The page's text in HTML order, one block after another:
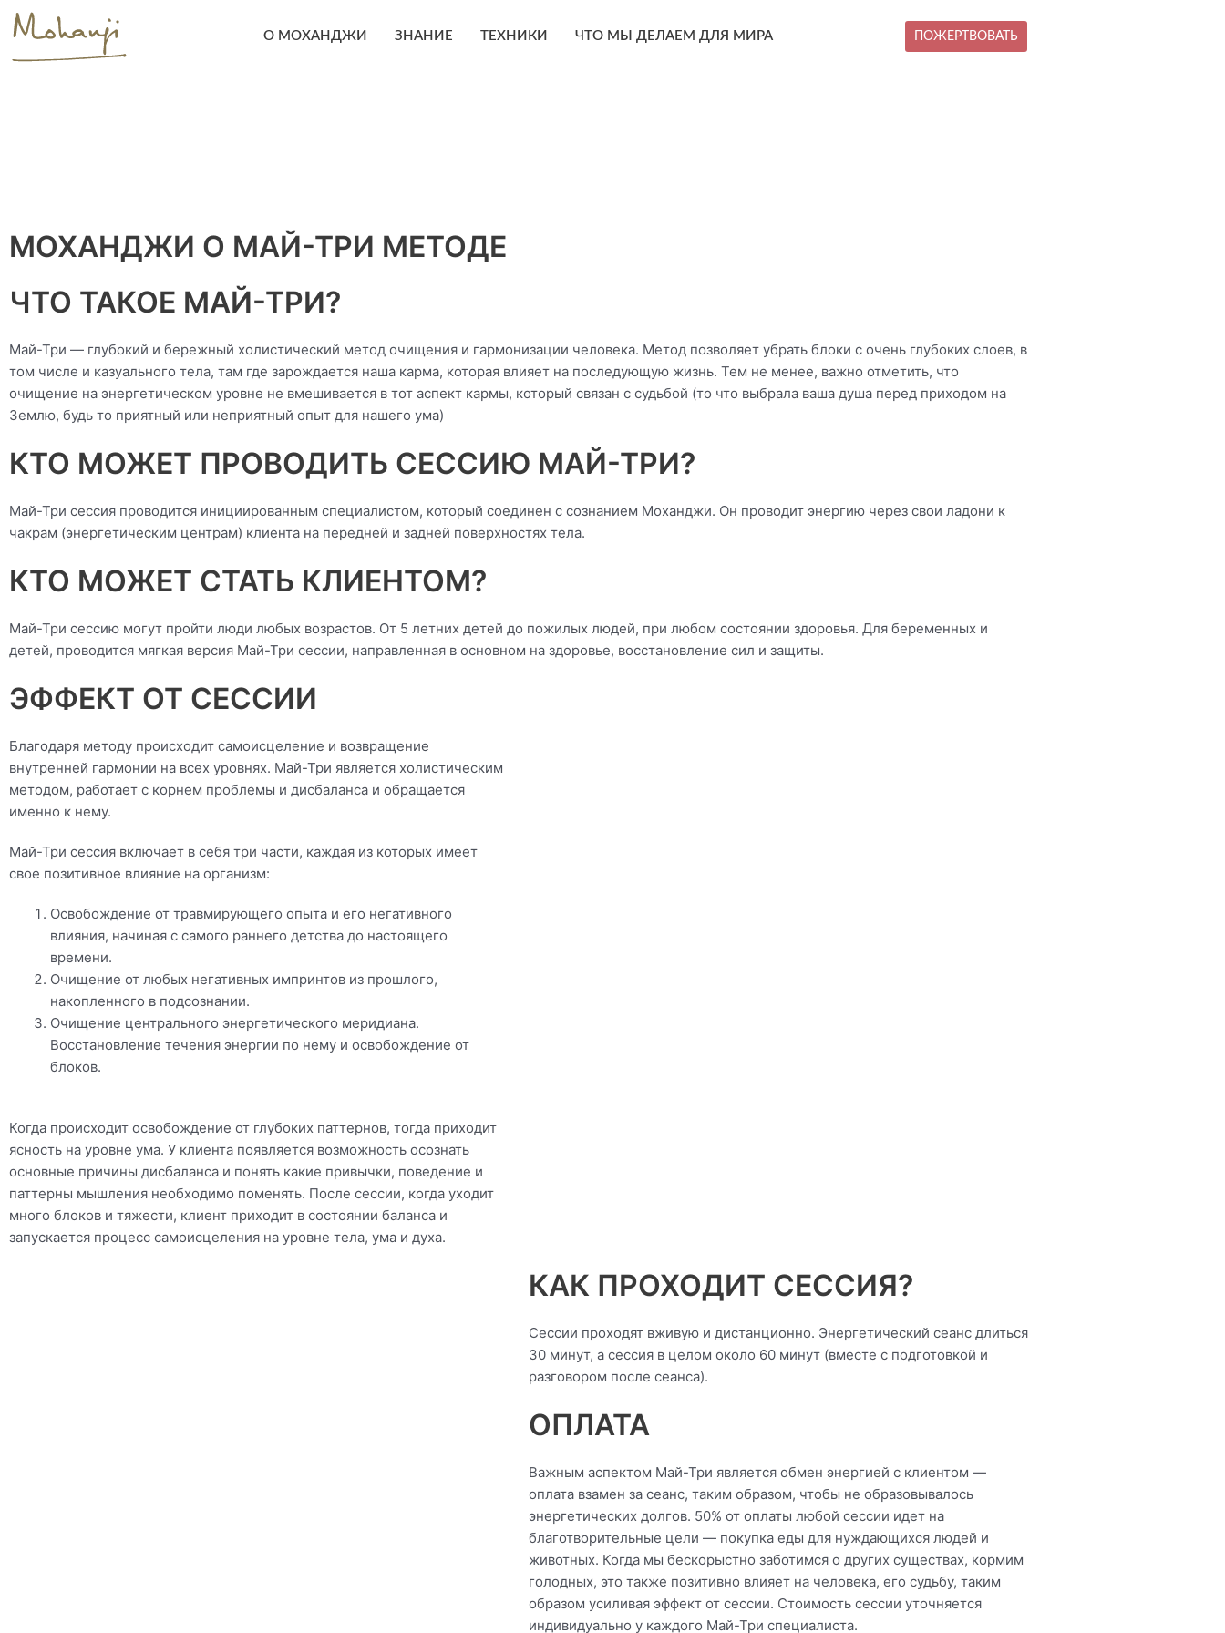
Skip
О МОХАНДЖИ ЗНАНИЕ ТЕХНИКИ ЧТО МЫ ДЕЛАЕМ ДЛЯ МИРА ПОЖЕРТВОВАТЬ
МОХАНДЖИ О МАЙ-ТРИ МЕТОДЕ
ЧТО ТАКОЕ МАЙ-ТРИ?
Май-Три — глубокий и бережный холистический метод очищения и гармонизации человека. Метод позволяет убрать блоки с очень глубоких слоев, в
том числе и казуального тела, там где зарождается наша карма, которая влияет на последующую жизнь. Тем не менее, важно отметить, что
очищение на энергетическом уровне не вмешивается в тот аспект кармы, который связан с судьбой (то что выбрала ваша душа перед приходом на
Землю, будь то приятный или неприятный опыт для нашего ума)
КТО МОЖЕТ ПРОВОДИТЬ СЕССИЮ МАЙ-ТРИ?
Май-Три сессия проводится инициированным специалистом, который соединен с сознанием Моханджи. Он проводит энергию через свои ладони к
чакрам (энергетическим центрам) клиента на передней и задней поверхностях тела.
КТО МОЖЕТ СТАТЬ КЛИЕНТОМ?
Май-Три сессию могут пройти люди любых возрастов. От 5 летних детей до пожилых людей, при любом состоянии здоровья. Для беременных и
детей, проводится мягкая версия Май-Три сессии, направленная в основном на здоровье, восстановление сил и защиты.
ЭФФЕКТ ОТ СЕССИИ
Благодаря методу происходит самоисцеление и возвращение
внутренней гармонии на всех уровнях. Май-Три является холистическим
методом, работает с корнем проблемы и дисбаланса и обращается
именно к нему.
Май-Три сессия включает в себя три части, каждая из которых имеет
свое позитивное влияние на организм:
Освобождение от травмирующего опыта и его негативного
влияния, начиная с самого раннего детства до настоящего
времени.
Очищение от любых негативных импринтов из прошлого,
накопленного в подсознании.
Очищение центрального энергетического меридиана.
Восстановление течения энергии по нему и освобождение от
блоков.
Когда происходит освобождение от глубоких паттернов, тогда приходит
ясность на уровне ума. У клиента появляется возможность осознать
основные причины дисбаланса и понять какие привычки, поведение и
паттерны мышления необходимо поменять. После сессии, когда уходит
много блоков и тяжести, клиент приходит в состоянии баланса и
запускается процесс самоисцеления на уровне тела, ума и духа.
КАК ПРОХОДИТ СЕССИЯ?
Сессии проходят вживую и дистанционно. Энергетический сеанс длиться
30 минут, а сессия в целом около 60 минут (вместе с подготовкой и
разговором после сеанса).
ОПЛАТА
Важным аспектом Май-Три является обмен энергией с клиентом —
оплата взамен за сеанс, таким образом, чтобы не образовывалось
энергетических долгов. 50% от оплаты любой сессии идет на
благотворительные цели — покупка еды для нуждающихся людей и
животных. Когда мы бескорыстно заботимся о других существах, кормим
голодных, это также позитивно влияет на человека, его судьбу, таким
образом усиливая эффект от сессии. Стоимость сессии уточняется
индивидуально у каждого Май-Три специалиста.